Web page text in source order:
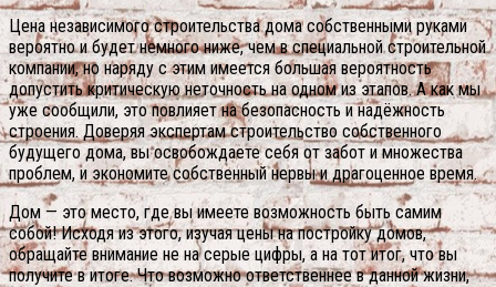
Цена независимого строительства дома собственными руками
вероятно и будет немного ниже, чем в специальной строительной
компании, но наряду с этим имеется большая вероятность
допустить критическую неточность на одном из этапов. А как мы
уже сообщили, это повлияет на безопасность и надёжность
строения. Доверяя экспертам строительство собственного
будущего дома, вы освобождаете себя от забот и множества
проблем, и экономите собственный нервы и драгоценное время.
Дом — это место, где вы имеете возможность быть самим
собой! Исходя из этого, изучая цены на постройку домов,
обращайте внимание не на серые цифры, а на тот итог, что вы
получите в итоге. Что возможно ответственнее в данной жизни,